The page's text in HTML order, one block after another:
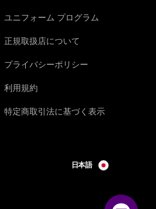
ユニフォーム プログラム
正規取扱店について
プライバシーポリシー
利用規約
特定商取引法に基づく表示
日本語